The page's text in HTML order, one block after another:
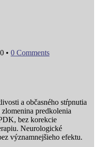
• 0 Comments
a občasného stŕpnutia
predkolenia
bez korekcie
Neurologické
významnejšieho efektu.